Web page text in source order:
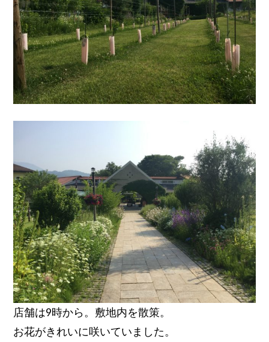
店舗は9時から。敷地内を散策。
お花がきれいに咲いていました。